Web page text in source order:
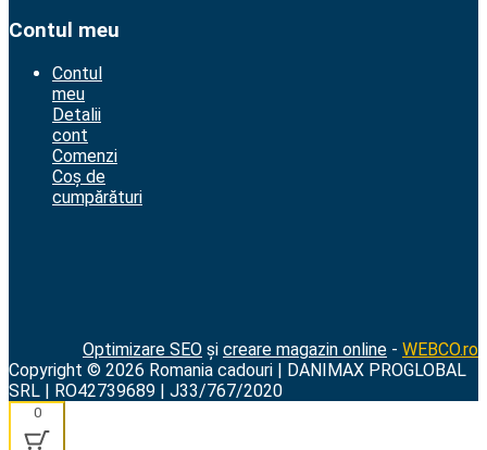
Contul meu
Contul
meu
Detalii
cont
Comenzi
Coș de
cumpărături
Optimizare SEO și creare magazin online - WEBCO.ro
Copyright © 2026 Romania cadouri | DANIMAX PROGLOBAL
SRL | RO42739689 | J33/767/2020
0